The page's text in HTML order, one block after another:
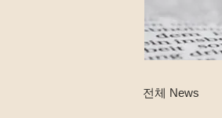
전체 News